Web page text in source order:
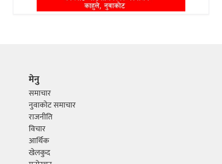
मेनु
समाचार
नुवाकोट समाचार
राजनीति
विचार
आर्थिक
खेलकुद